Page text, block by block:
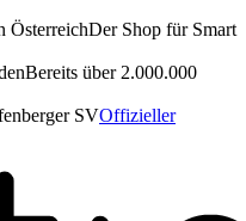
Der Shop für Smart
Bereits über 2.000.000
Offizieller